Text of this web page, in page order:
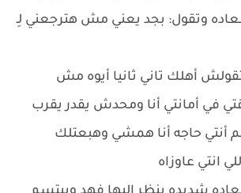
وتقول: بجد يعني مش هترجعني لِـ
أهلك تاني ثانيا أيوه مش
في أمانتي أنا ومحدش يقدر يقرب
حاجه أنا همشي وهبعتلك
انتي عاوزاه